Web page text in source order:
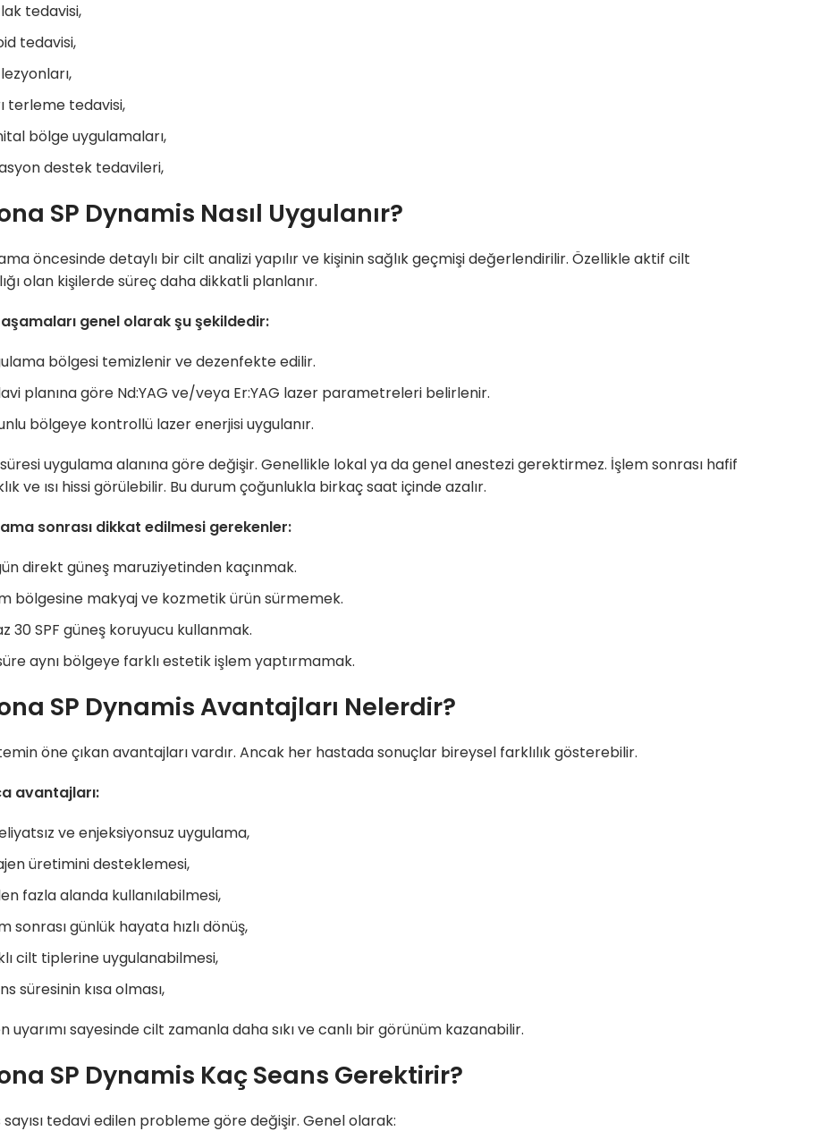
tedavisi,
tedavisi,
terleme tedavisi,
bölge uygulamaları,
destek tedavileri,
SP Dynamis Nasıl Uygulanır?
öncesinde detaylı bir cilt analizi yapılır ve kişinin sağlık geçmişi değerlendirilir. Özellikle aktif cilt
olan kişilerde süreç daha dikkatli planlanır.
genel olarak şu şekildedir:
bölgesi temizlenir ve dezenfekte edilir.
planına göre Nd:YAG ve/veya Er:YAG lazer parametreleri belirlenir.
bölgeye kontrollü lazer enerjisi uygulanır.
uygulama alanına göre değişir. Genellikle lokal ya da genel anestezi gerektirmez. İşlem sonrası hafif
ve ısı hissi görülebilir. Bu durum çoğunlukla birkaç saat içinde azalır.
sonrası dikkat edilmesi gerekenler:
direkt güneş maruziyetinden kaçınmak.
bölgesine makyaj ve kozmetik ürün sürmemek.
30 SPF güneş koruyucu kullanmak.
aynı bölgeye farklı estetik işlem yaptırmamak.
SP Dynamis Avantajları Nelerdir?
öne çıkan avantajları vardır. Ancak her hastada sonuçlar bireysel farklılık gösterebilir.
avantajları:
ve enjeksiyonsuz uygulama,
üretimini desteklemesi,
fazla alanda kullanılabilmesi,
sonrası günlük hayata hızlı dönüş,
cilt tiplerine uygulanabilmesi,
süresinin kısa olması,
uyarımı sayesinde cilt zamanla daha sıkı ve canlı bir görünüm kazanabilir.
SP Dynamis Kaç Seans Gerektirir?
sayısı tedavi edilen probleme göre değişir. Genel olarak: